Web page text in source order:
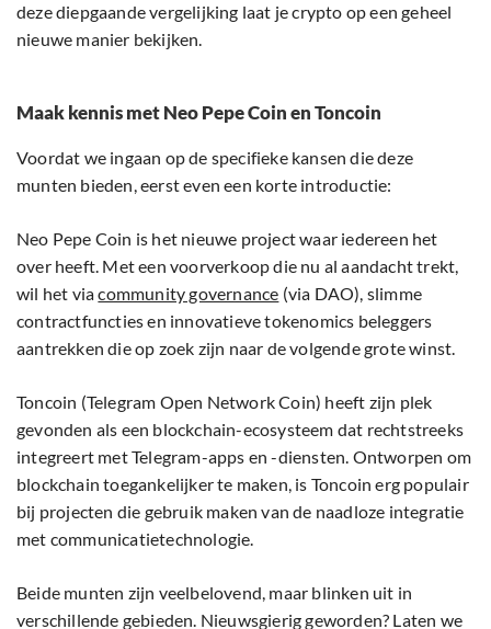
deze diepgaande vergelijking laat je crypto op een geheel
nieuwe manier bekijken.
Maak kennis met Neo Pepe Coin en Toncoin
Voordat we ingaan op de specifieke kansen die deze
munten bieden, eerst even een korte introductie:
Neo Pepe Coin is het nieuwe project waar iedereen het
over heeft. Met een voorverkoop die nu al aandacht trekt,
wil het viacommunity governance (via DAO), slimme
contractfuncties en innovatieve tokenomics beleggers
aantrekken die op zoek zijn naar de volgende grote winst.
Toncoin (Telegram Open Network Coin) heeft zijn plek
gevonden als een blockchain-ecosysteem dat rechtstreeks
integreert met Telegram-apps en -diensten. Ontworpen om
blockchain toegankelijker te maken, is Toncoin erg populair
bij projecten die gebruik maken van de naadloze integratie
met communicatietechnologie.
Beide munten zijn veelbelovend, maar blinken uit in
verschillende gebieden. Nieuwsgierig geworden? Laten we